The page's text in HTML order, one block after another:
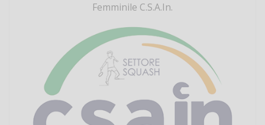
Femminile C.S.A.In.